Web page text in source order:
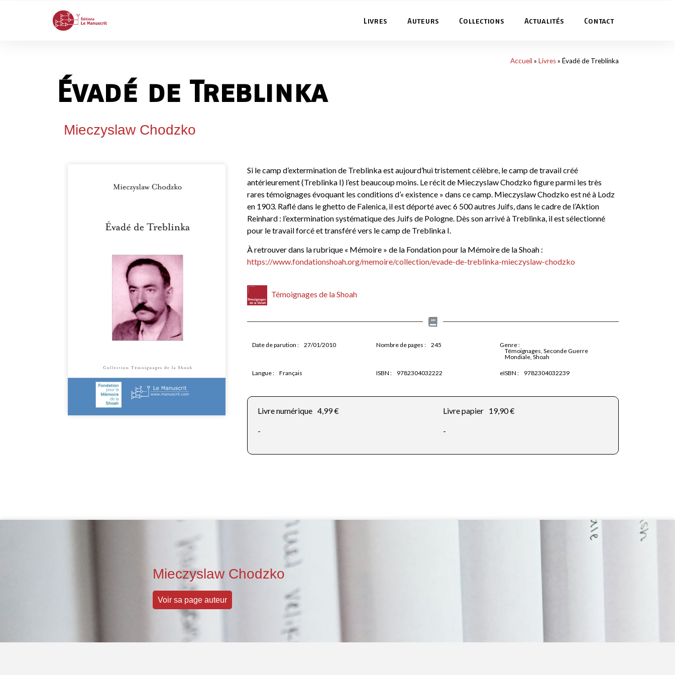
Livres Auteurs Collections Actualités Contact
Accueil » Livres» Évadé de Treblinka
Évadé de Treblinka
Mieczyslaw Chodzko
Si le camp d’extermination de Treblinka est aujourd’hui tristement célèbre, le camp de travail créé
antérieurement (Treblinka I) l’est beaucoup moins. Le récit de Mieczyslaw Chodzko figure parmi les très
rares témoignages évoquant les conditions d’« existence » dans ce camp. Mieczyslaw Chodzko est né à Lodz
en 1903. Raflé dans le ghetto de Falenica, il est déporté avec 6 500 autres Juifs, dans le cadre de l’Aktion
Reinhard : l’extermination systématique des Juifs de Pologne. Dès son arrivé à Treblinka, il est sélectionné
pour le travail forcé et transféré vers le camp de Treblinka I.
À retrouver dans la rubrique « Mémoire » de la Fondation pour la Mémoire de la Shoah :
https://www.fondationshoah.org/memoire/collection/evade-de-treblinka-mieczyslaw-chodzko
Témoignages de la Shoah
Date de parution : 27/01/2010 Nombre de pages : 245
Genre :
Témoignages, Seconde Guerre
Mondiale, Shoah
Langue : Français ISBN : 9782304032222 eISBN : 9782304032239
Livre numérique 4,99 €
-
Livre papier 19,90 €
-
Mieczyslaw Chodzko
Voir sa page auteur